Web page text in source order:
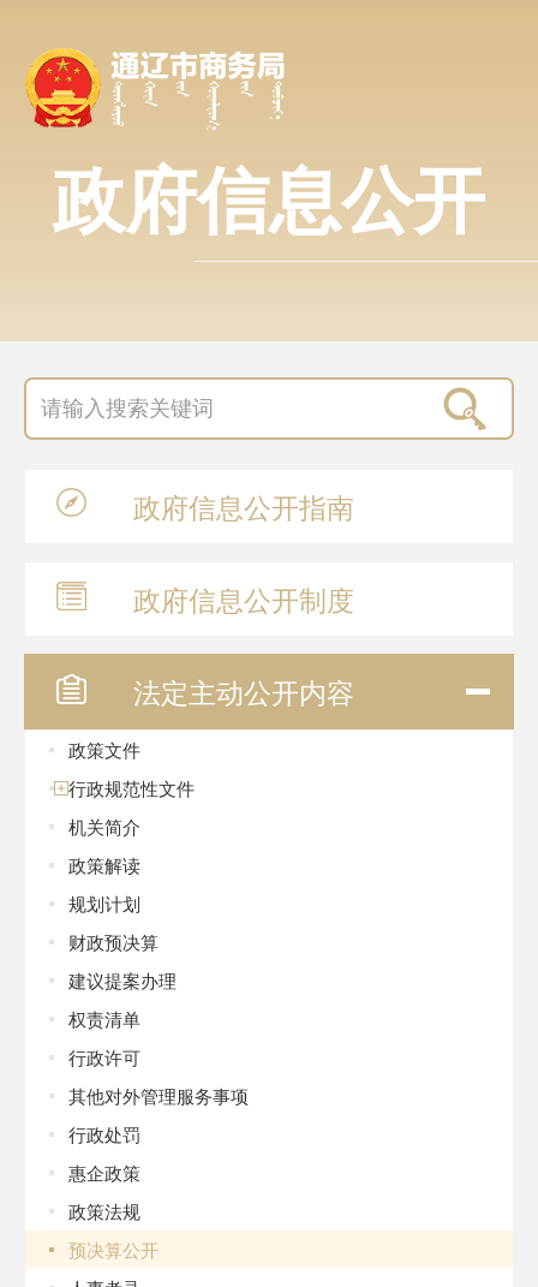
政府信息公开
政府信息公开指南
政府信息公开制度
法定主动公开内容
政策文件
行政规范性文件
机关简介
政策解读
规划计划
财政预决算
建议提案办理
权责清单
行政许可
其他对外管理服务事项
行政处罚
惠企政策
政策法规
预决算公开